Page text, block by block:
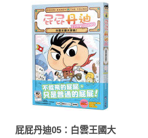
屁屁丹迪05：白雲王國大